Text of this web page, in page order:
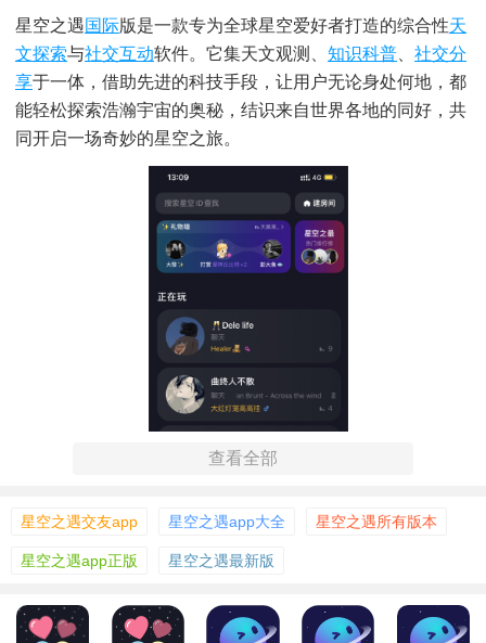
星空之遇国际版是一款专为全球星空爱好者打造的综合性天
文探索与社交互动软件。它集天文观测、 知识科普
社交分
享于一体，借助先进的科技手段，让用户无论身处何地，都
能轻松探索浩瀚宇宙的奥秘，结识来自世界各地的同好，共
同开启一场奇妙的星空之旅。
【星空之遇国际版简介】
捷，即使是初次使用的用户也能快速上手。软件支持多种语
查看全部
星空之遇交友app 星空之遇app大全 星空之遇所有版本
星空之遇app正版 星空之遇最新版